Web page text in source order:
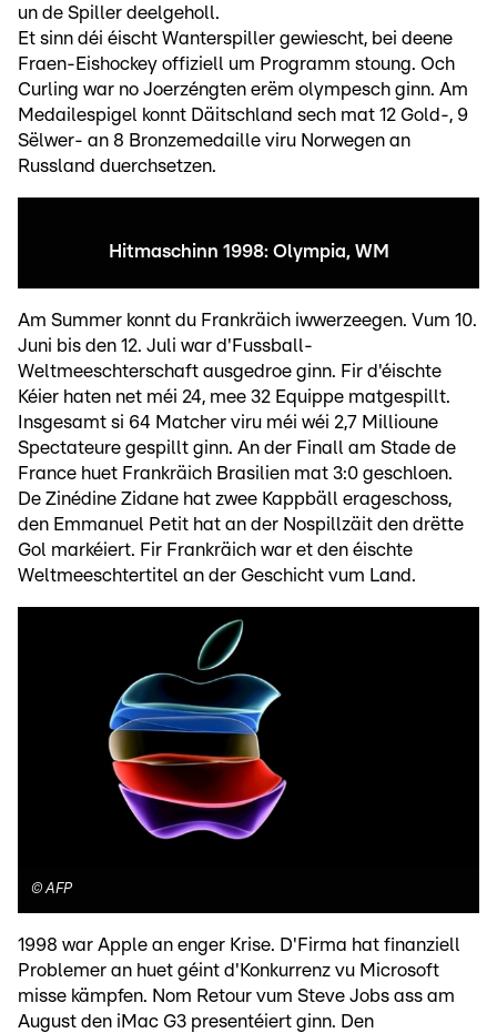
un de Spiller deelgeholl.
Et sinn déi éischt Wanterspiller gewiescht, bei deene
Fraen-Eishockey offiziell um Programm stoung. Och
Curling war no Joerzéngten erëm olympesch ginn. Am
Medailespigel konnt Däitschland sech mat 12 Gold-, 9
Sëlwer- an 8 Bronzemedaille viru Norwegen an
Russland duerchsetzen.
Hitmaschinn 1998: Olympia, WM
Am Summer konnt du Frankräich iwwerzeegen. Vum 10.
Juni bis den 12. Juli war d'Fussball-
Weltmeeschterschaft ausgedroe ginn. Fir d'éischte
Kéier haten net méi 24, mee 32 Equippe matgespillt.
Insgesamt si 64 Matcher viru méi wéi 2,7 Millioune
Spectateure gespillt ginn. An der Finall am Stade de
France huet Frankräich Brasilien mat 3:0 geschloen.
De Zinédine Zidane hat zwee Kappbäll erageschoss,
den Emmanuel Petit hat an der Nospillzäit den drëtte
Gol markéiert. Fir Frankräich war et den éischte
Weltmeeschtertitel an der Geschicht vum Land.
©AFP
1998 war Apple an enger Krise. D'Firma hat finanziell
Problemer an huet géint d'Konkurrenz vu Microsoft
misse kämpfen. Nom Retour vum Steve Jobs ass am
August den iMac G3 presentéiert ginn. Den